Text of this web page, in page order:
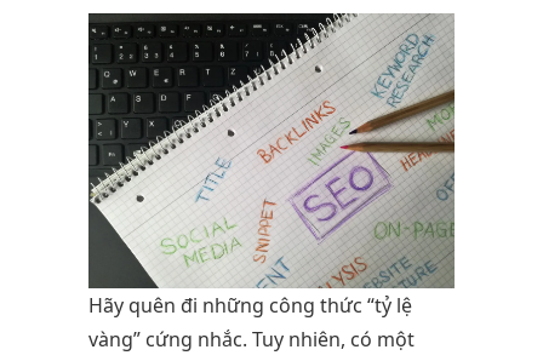
Hãy quên đi những công thức “tỷ lệ
vàng” cứng nhắc. Tuy nhiên, có một